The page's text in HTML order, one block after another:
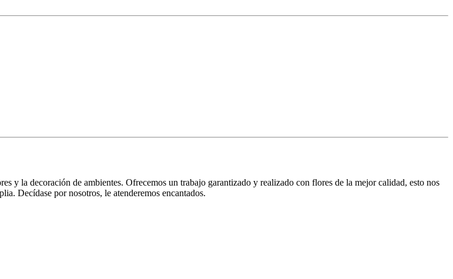
y la decoración de ambientes. Ofrecemos un trabajo garantizado y realizado con flores de la mejor calidad, esto nos
Decídase por nosotros, le atenderemos encantados.